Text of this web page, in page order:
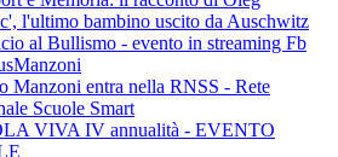
l'ultimo bambino uscito da Auschwitz
al Bullismo - evento in streaming Fb
Manzoni entra nella RNSS - Rete
Scuole Smart
VIVA IV annualità - EVENTO